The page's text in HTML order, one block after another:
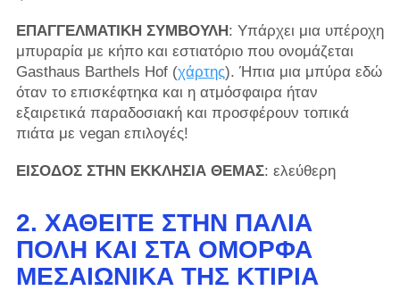
ΕΠΑΓΓΕΛΜΑΤΙΚΗ ΣΥΜΒΟΥΛΗ: Υπάρχει μια υπέροχη
μπυραρία με κήπο και εστιατόριο που ονομάζεται
Gasthaus Barthels Hof (χάρτης). Ήπια μια μπύρα εδώ
όταν το επισκέφτηκα και η ατμόσφαιρα ήταν
εξαιρετικά παραδοσιακή και προσφέρουν τοπικά
πιάτα με vegan επιλογές!
ΕΙΣΟΔΟΣ ΣΤΗΝ ΕΚΚΛΗΣΙΑ ΘΕΜΑΣ: ελεύθερη
2. ΧΑΘΕΊΤΕ ΣΤΗΝ ΠΑΛΙΆ
ΠΌΛΗ ΚΑΙ ΣΤΑ ΌΜΟΡΦΑ
ΜΕΣΑΙΩΝΙΚΆ ΤΗΣ ΚΤΊΡΙΑ